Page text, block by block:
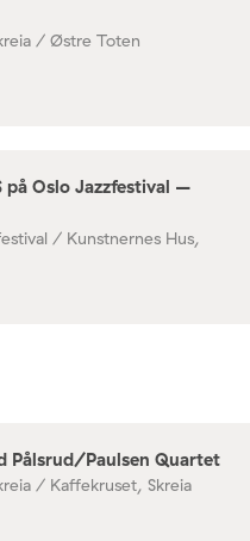
/ Østre Toten
på Oslo Jazzfestival –
/ Kunstnernes Hus,
Pålsrud/Paulsen Quartet
/ Kaffekruset, Skreia